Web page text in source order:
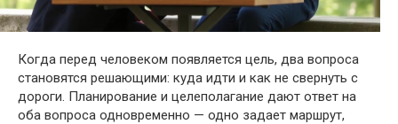
Когда перед человеком появляется цель, два вопроса
становятся решающими: куда идти и как не свернуть с
дороги. Планирование и целеполагание дают ответ на
оба вопроса одновременно — одно задает маршрут,